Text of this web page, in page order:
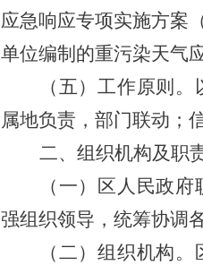
应急响应专项实施方案
单位编制的重污染天气
（五）工作原则。
属地负责，部门联动；
二、组织机构及职
（一）
区 人民政府
强组织领导，统筹协调
（二）组织机构。